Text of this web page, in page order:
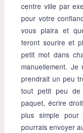
centre ville par
pour votre
vous plaira et
feront sourire et
petit mot dans
manuellement.
prendrait un peu
tout petit peu
paquet, écrire
plus simple pour
pourrais envoyer